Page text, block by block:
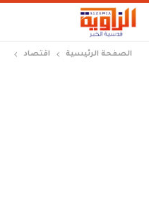
الصفحة الرئيسية اقتصاد